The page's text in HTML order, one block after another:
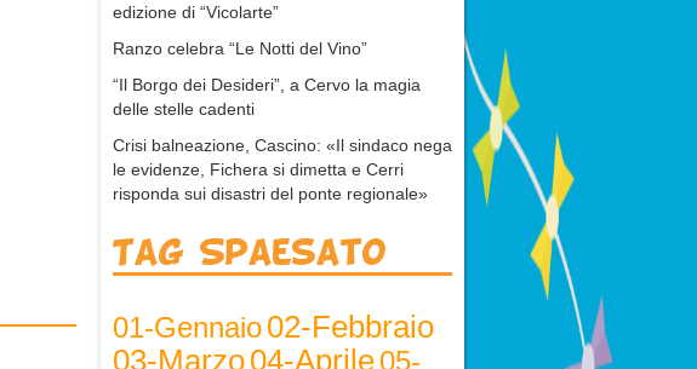
edizione di “Vicolarte”
Ranzo celebra “Le Notti del Vino”
“Il Borgo dei Desideri”, a Cervo la magia
delle stelle cadenti
Crisi balneazione, Cascino: «Il sindaco nega
le evidenze, Fichera si dimetta e Cerri
risponda sui disastri del ponte regionale»
Tag Spaesato
01-Gennaio02-Febbraio
03-Marzo04-Aprile05-